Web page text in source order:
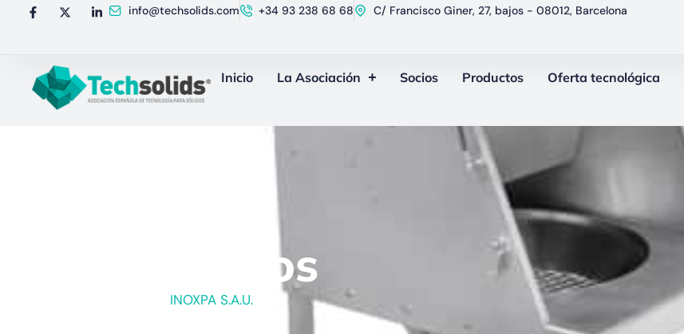
info@techsolids.com +34 93 238 68 68 C/ Francisco Giner, 27, bajos - 08012, Barcelona
Inicio La Asociación Socios Productos Oferta tecnológica
Vaciasacos
INOXPA S.A.U.